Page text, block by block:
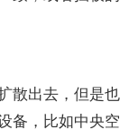
散出去，但是也
备，比如中央空